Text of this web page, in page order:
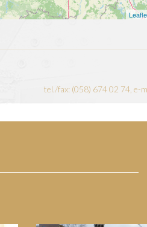
tel./fax: (058) 674 02 74, e-